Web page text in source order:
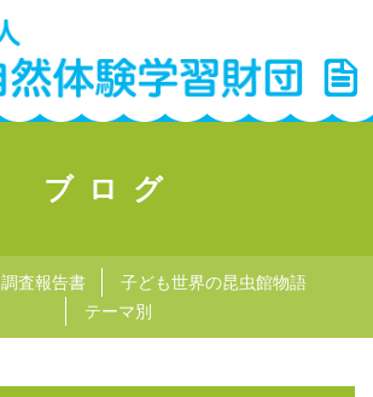
ブログ
調査報告書
子ども世界の昆虫館物語
テーマ別